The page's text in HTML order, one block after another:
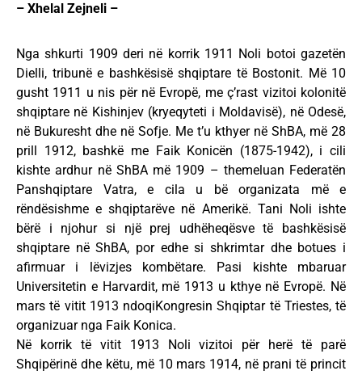
– Xhelal Zejneli –
Nga shkurti 1909 deri në korrik 1911 Noli botoi gazetën
Dielli, tribunë e bashkësisë shqiptare të Bostonit. Më 10
gusht 1911 u nis për në Evropë, me ç’rast vizitoi kolonitë
shqiptare në Kishinjev (kryeqyteti i Moldavisë), në Odesë,
në Bukuresht dhe në Sofje. Me t’u kthyer në ShBA, më 28
prill 1912, bashkë me Faik Konicën (1875-1942), i cili
kishte ardhur në ShBA më 1909 – themeluan Federatën
Panshqiptare Vatra, e cila u bë organizata më e
rëndësishme e shqiptarëve në Amerikë. Tani Noli ishte
bërë i njohur si një prej udhëheqësve të bashkësisë
shqiptare në ShBA, por edhe si shkrimtar dhe botues i
afirmuar i lëvizjes kombëtare. Pasi kishte mbaruar
Universitetin e Harvardit, më 1913 u kthye në Evropë. Në
mars të vitit 1913 ndoqiKongresin Shqiptar të Triestes, të
organizuar nga Faik Konica.
Në korrik të vitit 1913 Noli vizitoi për herë të parë
Shqipërinë dhe këtu, më 10 mars 1914, në prani të princit